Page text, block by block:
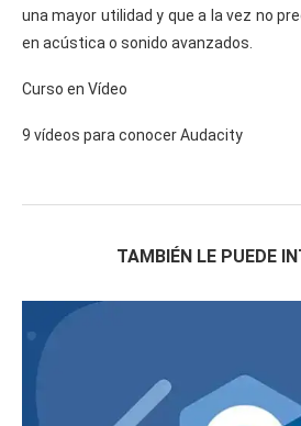
una mayor utilidad y que a la vez no
en acústica o sonido avanzados.
Curso en Vídeo
9 vídeos para conocer Audacity
TAMBIÉN LE PUEDE